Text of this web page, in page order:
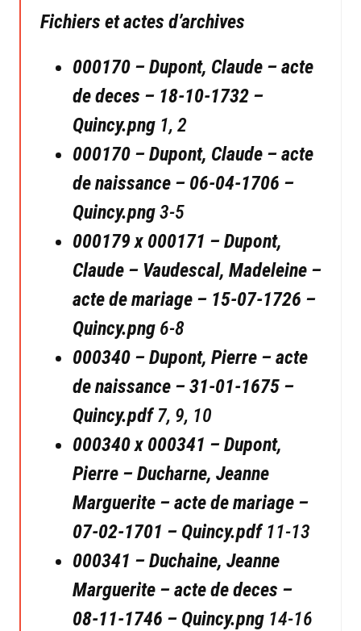
Fichiers et actes d’archives
000170 – Dupont, Claude – acte
de deces – 18-10-1732 –
Quincy.png 1, 2
000170 – Dupont, Claude – acte
de naissance – 06-04-1706 –
Quincy.png3-5
000179 x 000171 – Dupont,
Claude – Vaudescal, Madeleine –
acte de mariage – 15-07-1726 –
Quincy.png 6-8
000340 – Dupont, Pierre – acte
de naissance – 31-01-1675 –
Quincy.pdf7, 9, 10
000340 x 000341 – Dupont,
Pierre – Ducharne, Jeanne
Marguerite – acte de mariage –
07-02-1701 – Quincy.pdf11-13
000341 – Duchaine, Jeanne
Marguerite – acte de deces –
08-11-1746 – Quincy.png 14-16